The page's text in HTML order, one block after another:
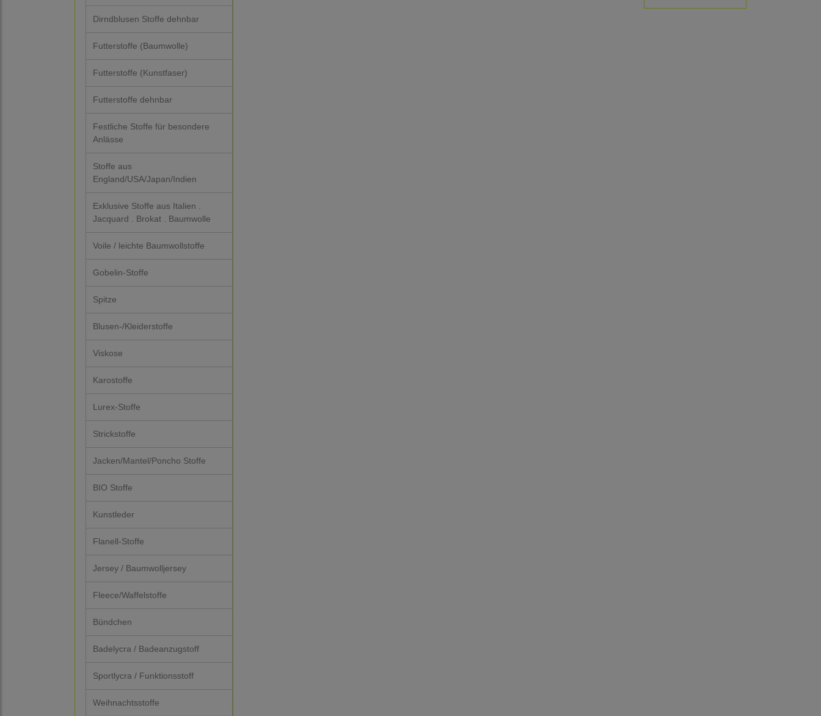
Dirndblusen Stoffe dehnbar
Futterstoffe (Baumwolle)
Futterstoffe (Kunstfaser)
Futterstoffe dehnbar
Festliche Stoffe für besondere
Anlässe
Stoffe aus
England/USA/Japan/Indien
Exklusive Stoffe aus Italien .
Jacquard . Brokat . Baumwolle
Voile / leichte Baumwollstoffe
Gobelin-Stoffe
Spitze
Blusen-/Kleiderstoffe
Viskose
Karostoffe
Lurex-Stoffe
Strickstoffe
Jacken/Mantel/Poncho Stoffe
BIO Stoffe
Kunstleder
Flanell-Stoffe
Jersey / Baumwolljersey
Fleece/Waffelstoffe
Bündchen
Badelycra / Badeanzugstoff
Sportlycra / Funktionsstoff
Weihnachtsstoffe